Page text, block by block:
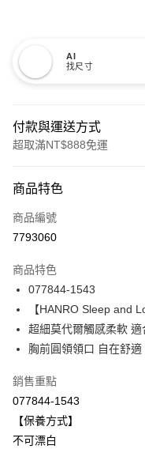
AI
找尺寸
付款與運送方式
超取滿NT$888免運
信用卡一次付款
信用卡分期付款
合作金庫商業銀行
華南商業銀行
上海商業儲蓄銀行
國泰世華商業銀行
臺灣中小企業銀行
聯邦商業銀行
台新國際商業銀行
台灣樂天信用卡公司
Apple Pay
悠遊付
ATM付款
運送方式
商品特色
商品編號
7793060
商品特色
077844-1543
【HANRO Sleep and
超細莫代爾觸感柔軟
胸前圓領領口 自在舒適
銷售重點
077844-1543
【保養方式】
不可漂白